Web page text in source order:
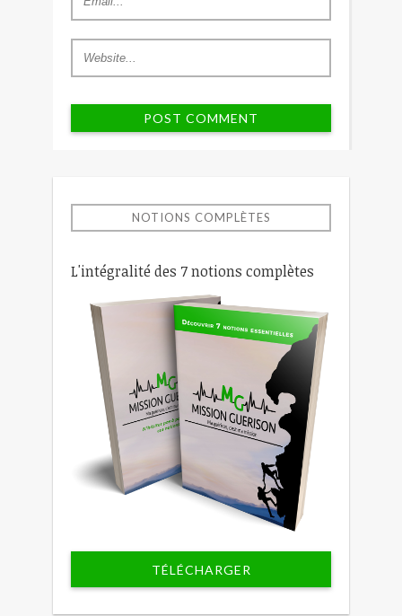
NOTIONS COMPLÈTES
L'intégralité des 7 notions complètes
TÉLÉCHARGER